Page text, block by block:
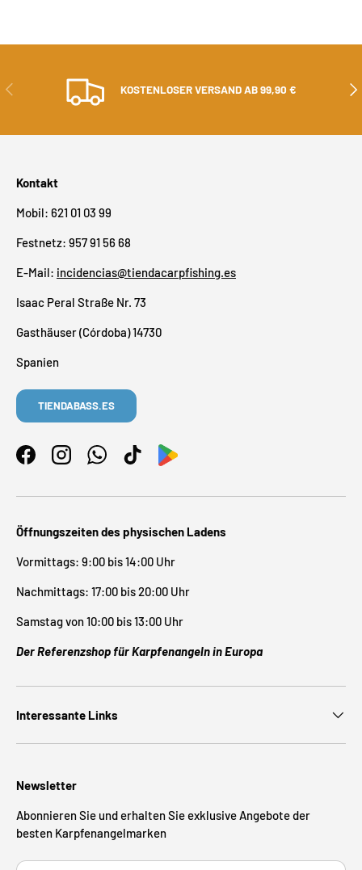
ZURÜCK KOSTENLOSER VERSAND AB 99,90 €
Kontakt
Mobil: 621 01 03 99
Festnetz: 957 91 56 68
E-Mail: incidencias@tiendacarpfishing.es
Isaac Peral Straße Nr. 73
Gasthäuser (Córdoba) 14730
Spanien
TIENDABASS.ES
FacebookInstagramWhatsAppTikTok
Öffnungszeiten des physischen Ladens
Vormittags: 9:00 bis 14:00 Uhr
Nachmittags: 17:00 bis 20:00 Uhr
Samstag von 10:00 bis 13:00 Uhr
Der Referenzshop für Karpfenangeln in Europa
Interessante Links
Newsletter
Abonnieren Sie und erhalten Sie exklusive Angebote der
besten Karpfenangelmarken
E-Mail